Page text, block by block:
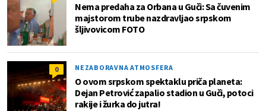
Nema predaha za Orbana u Guči: Sa čuvenim
majstorom trube nazdravljao srpskom
šljivovicom FOTO
0 NEZABORAVNA ATMOSFERA
O ovom srpskom spektaklu priča planeta:
Dejan Petrović zapalio stadion u Guči, potoci
rakije i žurka do jutra!